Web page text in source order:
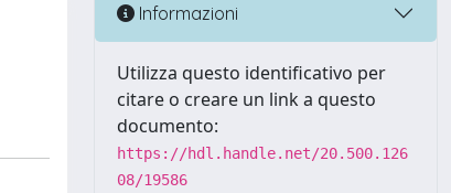
Informazioni
Utilizza questo identificativo per
citare o creare un link a questo
documento:
https://hdl.handle.net/20.500.126
08/19586